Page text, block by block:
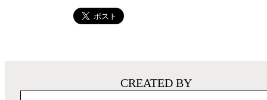
CREATED BY